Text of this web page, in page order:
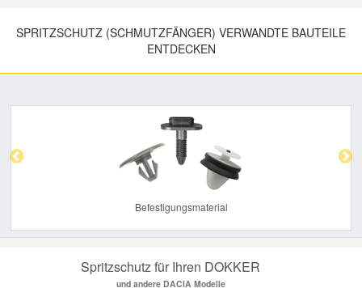
SPRITZSCHUTZ (SCHMUTZFÄNGER) VERWANDTE BAUTEILE
ENTDECKEN
Befestigungsmaterial
Spritzschutz für Ihren DOKKER
und andere DACIA Modelle